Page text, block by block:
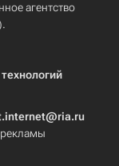
агентство